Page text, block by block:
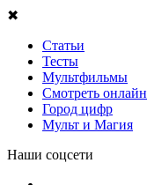
✖
Статьи
Тесты
Мультфильмы
Смотреть онлайн
Город цифр
Мульт и Магия
Наши соцсети